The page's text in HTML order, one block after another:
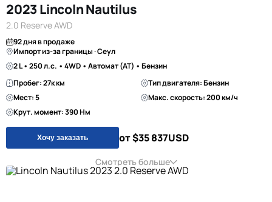
2023 Lincoln Nautilus
2.0 Reserve AWD
92 дня в продаже
Импорт из-за границы · Сеул
2 L • 250 л.с. • 4WD • Автомат (AT) • Бензин
Пробег: 27к км
Тип двигателя: Бензин
Мест: 5
Макс. скорость: 200 км/ч
Крут. момент: 390 Нм
Хочу заказать от $35 837USD
Смотреть больше